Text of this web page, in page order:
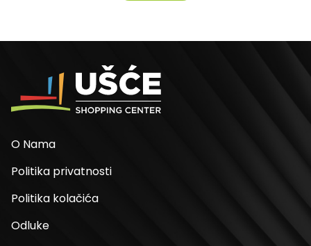
O Nama
Politika privatnosti
Politika kolačića
Odluke